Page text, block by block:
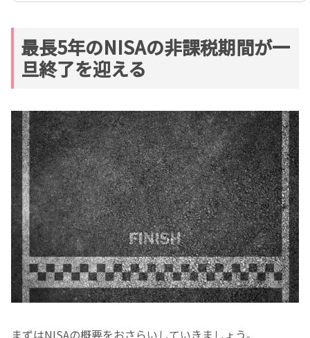
最長5年のNISAの非課税期間が一
旦終了を迎える
まずはNISAの概要をおさらいしていきましょう。